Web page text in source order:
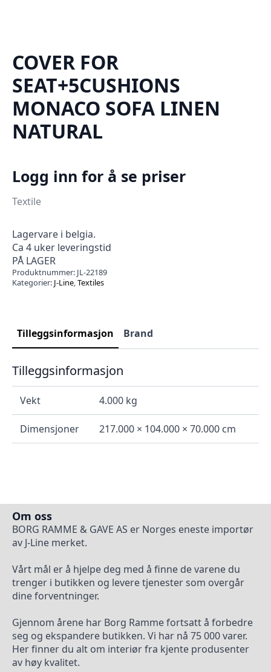
COVER FOR
SEAT+5CUSHIONS
MONACO SOFA LINEN
NATURAL
Logg inn for å se priser
Textile
Lagervare i belgia.
Ca 4 uker leveringstid
PÅ LAGER
Produktnummer: JL-22189
Kategorier: J-Line,Textiles
Tilleggsinformasjon Brand
Tilleggsinformasjon
Vekt 4.000 kg
Dimensjoner 217.000 × 104.000 × 70.000 cm
Om oss
BORG RAMME & GAVE AS er Norges eneste importør
av J-Line merket.
Vårt mål er å hjelpe deg med å finne de varene du
trenger i butikken og levere tjenester som overgår
dine forventninger.
Gjennom årene har Borg Ramme fortsatt å forbedre
seg og ekspandere butikken. Vi har nå 75 000 varer.
Her finner du alt om interiør fra kjente produsenter
av høy kvalitet.